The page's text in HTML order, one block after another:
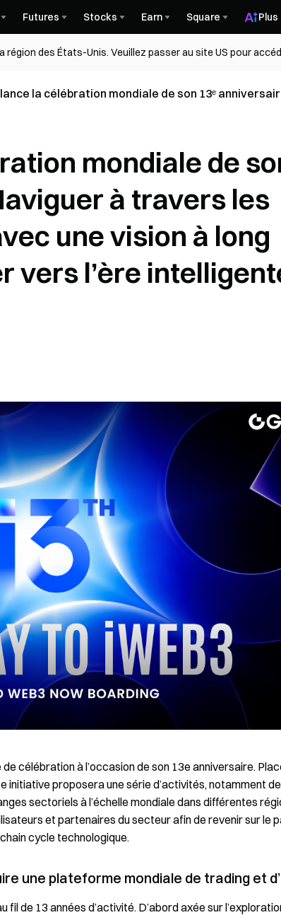
Futures Stocks Earn Square Plus
région des États-Unis. Veuillez passer au site US pour
la célébration mondiale de son 13ᵉ
mondiale de
à travers les
une vision à long
vers l’ère
célébration à l’occasion de son 13e anniversaire.
proposera une série d’activités, notamment
sectoriels à l’échelle mondiale dans différentes
et partenaires du secteur afin de revenir sur le
cycle technologique.
une plateforme mondiale de trading et
de 13 années d’activité. D’abord axée sur